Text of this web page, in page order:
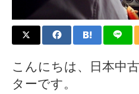
こんにちは、日本中
ターです。